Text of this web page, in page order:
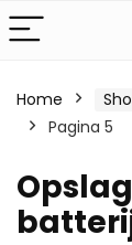
Home
Pagina 5